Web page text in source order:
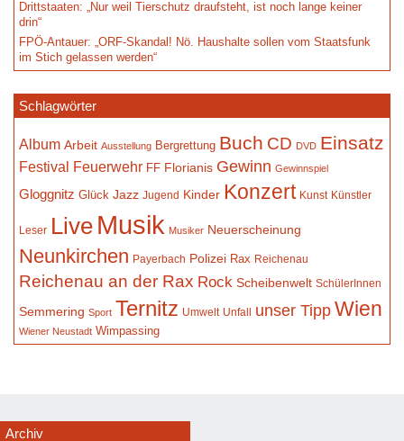
Drittstaaten: „Nur weil Tierschutz draufsteht, ist noch lange keiner
drin“
FPÖ-Antauer: „ORF-Skandal! Nö. Haushalte sollen vom Staatsfunk
im Stich gelassen werden“
Schlagwörter
Album Arbeit Ausstellung Bergrettung Buch CD DVD Einsatz
Festival Feuerwehr FF Florianis Gewinn Gewinnspiel
Gloggnitz Glück Jazz Jugend Kinder Konzert Kunst Künstler
Leser Live Musik Musiker Neuerscheinung
Neunkirchen Payerbach Polizei Rax Reichenau
Reichenau an der Rax Rock Scheibenwelt SchülerInnen
Semmering Sport Ternitz Umwelt Unfall unser TippWien
Wiener Neustadt Wimpassing
Archiv